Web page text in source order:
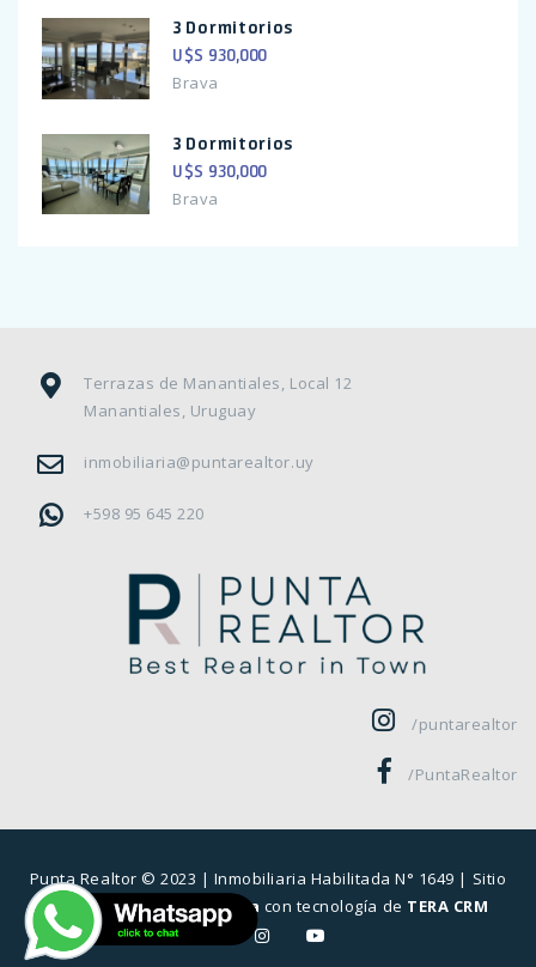
3 Dormitorios
U$S 930,000
Brava
3 Dormitorios
U$S 930,000
Brava
Terrazas de Manantiales, Local 12
Manantiales, Uruguay
inmobiliaria@puntarealtor.uy
+598 95 645 220
/puntarealtor
/PuntaRealtor
Punta Realtor © 2023 | Inmobiliaria Habilitada N° 1649 | Sitio
desarrollado por
Sierra con tecnología de TERA CRM